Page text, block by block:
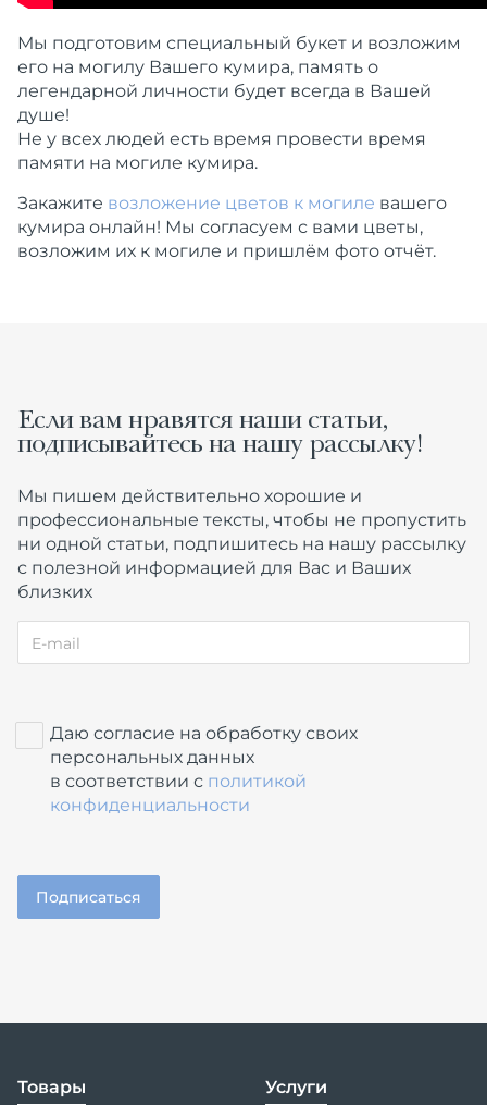
Мы подготовим специальный букет и возложим
его на могилу Вашего кумира, память о
легендарной личности будет всегда в Вашей
душе!
Не у всех людей есть время провести время
памяти на могиле кумира.
Закажите возложение цветов к могиле вашего
кумира онлайн! Мы согласуем с вами цветы,
возложим их к могиле и пришлём фото отчёт.
Если вам нравятся наши статьи,
подписывайтесь на нашу рассылку!
Мы пишем действительно хорошие и
профессиональные тексты, чтобы не пропустить
ни одной статьи, подпишитесь на нашу рассылку
с полезной информацией для Вас и Ваших
близких
Даю согласие на обработку своих
персональных данных
в соответствии с политикой
конфиденциальности
Товары Услуги